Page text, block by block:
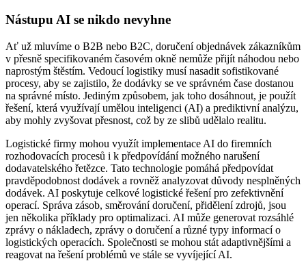
Nástupu AI se nikdo nevyhne
Ať už mluvíme o B2B nebo B2C, doručení objednávek zákazníkům
v přesně specifikovaném časovém okně nemůže přijít náhodou nebo
naprostým štěstím. Vedoucí logistiky musí nasadit sofistikované
procesy, aby se zajistilo, že dodávky se ve správném čase dostanou
na správné místo. Jediným způsobem, jak toho dosáhnout, je použít
řešení, která využívají umělou inteligenci (AI) a prediktivní analýzu,
aby mohly zvyšovat přesnost, což by ze slibů udělalo realitu.
Logistické firmy mohou využít implementace AI do firemních
rozhodovacích procesů i k předpovídání možného narušení
dodavatelského řetězce. Tato technologie pomáhá předpovídat
pravděpodobnost dodávek a rovněž analyzovat důvody nesplněných
dodávek. AI poskytuje celkové logistické řešení pro zefektivnění
operací. Správa zásob, směrování doručení, přidělení zdrojů, jsou
jen několika příklady pro optimalizaci. AI může generovat rozsáhlé
zprávy o nákladech, zprávy o doručení a různé typy informací o
logistických operacích. Společnosti se mohou stát adaptivnějšími a
reagovat na řešení problémů ve stále se vyvíjející AI.